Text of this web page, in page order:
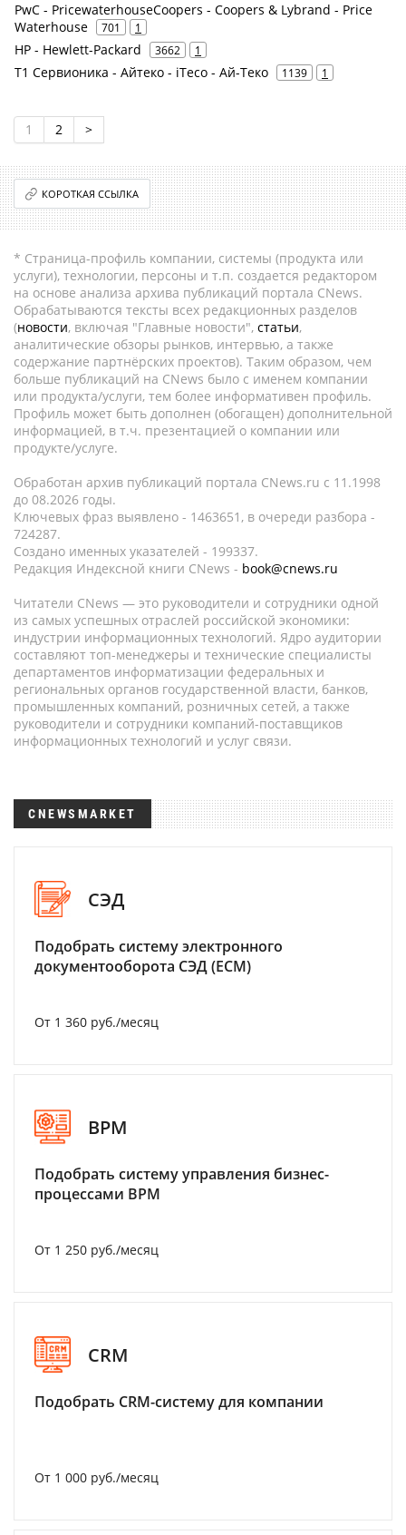
PwC - PricewaterhouseCoopers - Coopers & Lybrand - Price
Waterhouse
701 1
HP - Hewlett-Packard 3662 1
Т1 Сервионика - Айтеко - iTeco - Ай-Теко 1139 1
1 2 >
КОРОТКАЯ ССЫЛКА
* Страница-профиль компании, системы (продукта или
услуги), технологии, персоны и т.п. создается редактором
на основе анализа архива публикаций портала CNews.
Обрабатываются тексты всех редакционных разделов
(новости, включая "Главные новости", статьи,
аналитические обзоры рынков, интервью, а также
содержание партнёрских проектов). Таким образом, чем
больше публикаций на CNews было с именем компании
или продукта/услуги, тем более информативен профиль.
Профиль может быть дополнен (обогащен) дополнительной
информацией, в т.ч. презентацией о компании или
продукте/услуге.
Обработан архив публикаций портала CNews.ru c 11.1998
до 08.2026 годы.
Ключевых фраз выявлено - 1463651, в очереди разбора -
724287.
Создано именных указателей - 199337.
Редакция Индексной книги CNews - book@cnews.ru
Читатели CNews — это руководители и сотрудники одной
из самых успешных отраслей российской экономики:
индустрии информационных технологий. Ядро аудитории
составляют топ-менеджеры и технические специалисты
департаментов информатизации федеральных и
региональных органов государственной власти, банков,
промышленных компаний, розничных сетей, а также
руководители и сотрудники компаний-поставщиков
информационных технологий и услуг связи.
CNEWSMARKET
СЭД
Подобрать систему электронного
документооборота СЭД (ECM)
От 1 360 руб./месяц
BPM
Подобрать систему управления бизнес-
процессами BPM
От 1 250 руб./месяц
CRM
Подобрать CRM-систему для компании
От 1 000 руб./месяц